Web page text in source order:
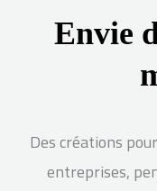
Envie
Des créations
entreprises,